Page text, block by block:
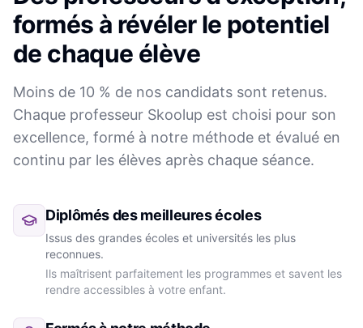
formés à révéler le potentiel
de chaque élève
Moins de 10 % de nos candidats sont retenus.
Chaque professeur Skoolup est choisi pour son
excellence, formé à notre méthode et évalué en
continu par les élèves après chaque séance.
Diplômés des meilleures écoles
Issus des grandes écoles et universités les plus
reconnues.
Ils maîtrisent parfaitement les programmes et savent les
rendre accessibles à votre enfant.